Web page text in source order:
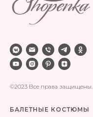
©2023 Все права защищены.
БАЛЕТНЫЕ КОСТЮМЫ